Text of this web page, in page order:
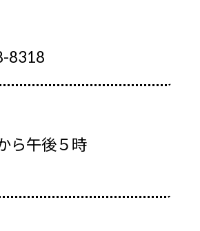
8318
ら午後５時